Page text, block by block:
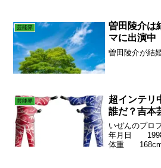
芸能界
曽田陵介は
マに出演中
曽田陵介が結
芸能界
超インテリ
誰だ？吉本
いぜんのプロ
年月日
体重